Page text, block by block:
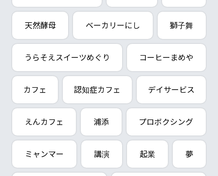
天然酵母 ベーカリーにし 獅子舞
うらそえスイーツめぐり コーヒーまめや
カフェ 認知症カフェ デイサービス
えんカフェ 浦添 プロボクシング
ミャンマー 講演 起業 夢